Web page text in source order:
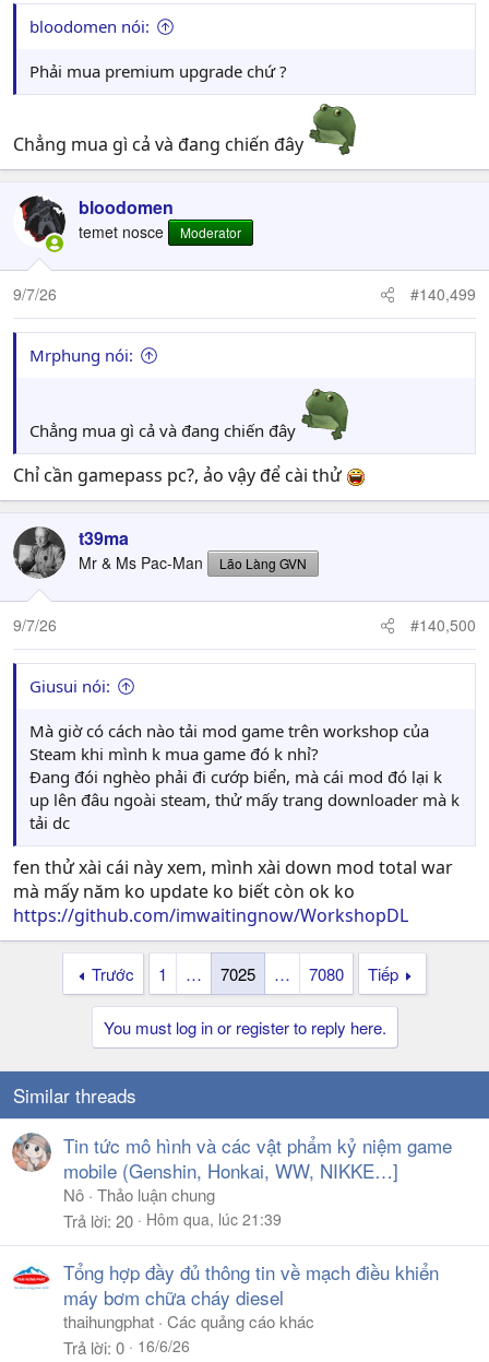
bloodomen nói:
Phải mua premium upgrade chứ ?
Chẳng mua gì cả và đang chiến đây
bloodomen
temet nosce Moderator
9/7/26 #140,499
Mrphung nói:
Chẳng mua gì cả và đang chiến đây
Chỉ cần gamepass pc?, ảo vậy để cài thử
t39ma
Mr & Ms Pac-Man Lão Làng GVN
9/7/26 #140,500
Giusui nói:
Mà giờ có cách nào tải mod game trên workshop của
Steam khi mình k mua game đó k nhỉ?
Đang đói nghèo phải đi cướp biển, mà cái mod đó lại k
up lên đâu ngoài steam, thử mấy trang downloader mà k
tải dc
fen thử xài cái này xem, mình xài down mod total war
mà mấy năm ko update ko biết còn ok ko
https://github.com/imwaitingnow/WorkshopDL
Trước 1 … 7025 … 7080 Tiếp
You must log in or register to reply here.
Similar threads
Tin tức mô hình và các vật phẩm kỷ niệm game
mobile (Genshin, Honkai, WW, NIKKE…]
Nô Thảo luận chung
Trả lời 20 Hôm qua, lúc 21:39
Tổng hợp đầy đủ thông tin về mạch điều khiển
máy bơm chữa cháy diesel
thaihungphat Các quảng cáo khác
Trả lời 0 16/6/26